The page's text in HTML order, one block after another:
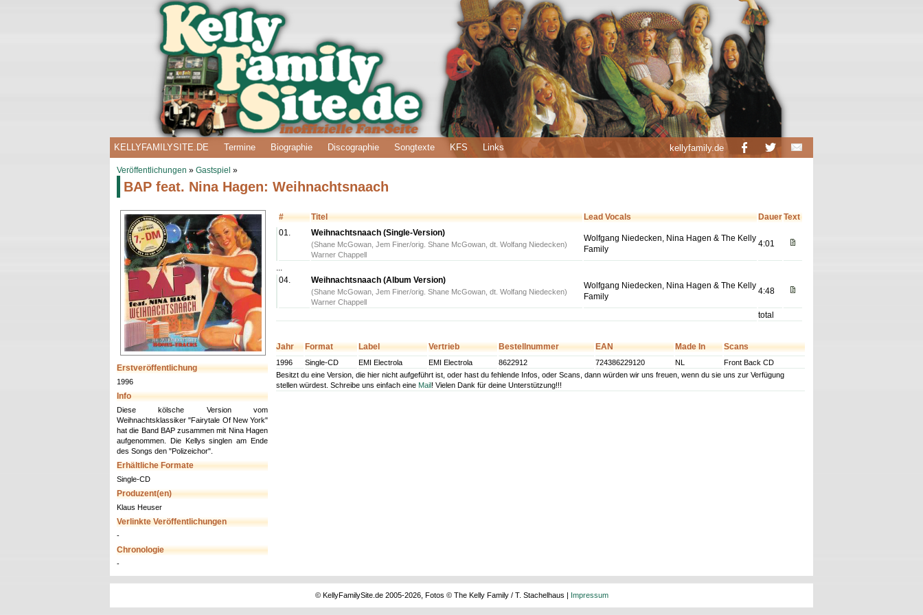
KELLYFAMILYSITE.DE Termine Biographie Discographie Songtexte KFS Links kellyfamily.de
Veröffentlichungen » Gastspiel »
BAP feat. Nina Hagen: Weihnachtsnaach
Erstveröffentlichung
1996
Info
Diese kölsche Version vom
Weihnachtsklassiker "Fairytale Of New York"
hat die Band BAP zusammen mit Nina Hagen
aufgenommen. Die Kellys singlen am Ende
des Songs den "Polizeichor".
Erhältliche Formate
Single-CD
Produzent(en)
Klaus Heuser
Verlinkte Veröffentlichungen
-
Chronologie
-
# Titel Lead Vocals DauerText
01.
Weihnachtsnaach (Single-Version)
Wolfgang Niedecken, Nina Hagen & The Kelly
Family
4:01
(Shane McGowan, Jem Finer/orig. Shane McGowan, dt. Wolfang Niedecken)
Warner Chappell
...
04.
Weihnachtsnaach (Album Version)
Wolfgang Niedecken, Nina Hagen & The Kelly
Family
4:48
(Shane McGowan, Jem Finer/orig. Shane McGowan, dt. Wolfang Niedecken)
Warner Chappell
total
Jahr Format Label Vertrieb Bestellnummer EAN Made In Scans
1996 Single-CD EMI Electrola EMI Electrola 8622912 724386229120 NL
Front Back CD
Besitzt du eine Version, die hier nicht aufgeführt ist, oder hast du fehlende Infos, oder Scans, dann würden wir uns freuen, wenn du sie uns zur Verfügung
stellen würdest. Schreibe uns einfach eine Mail ! Vielen Dank für deine Unterstützung!!!
© KellyFamilySite.de 2005-2026, Fotos © The Kelly Family / T. Stachelhaus | Impressum